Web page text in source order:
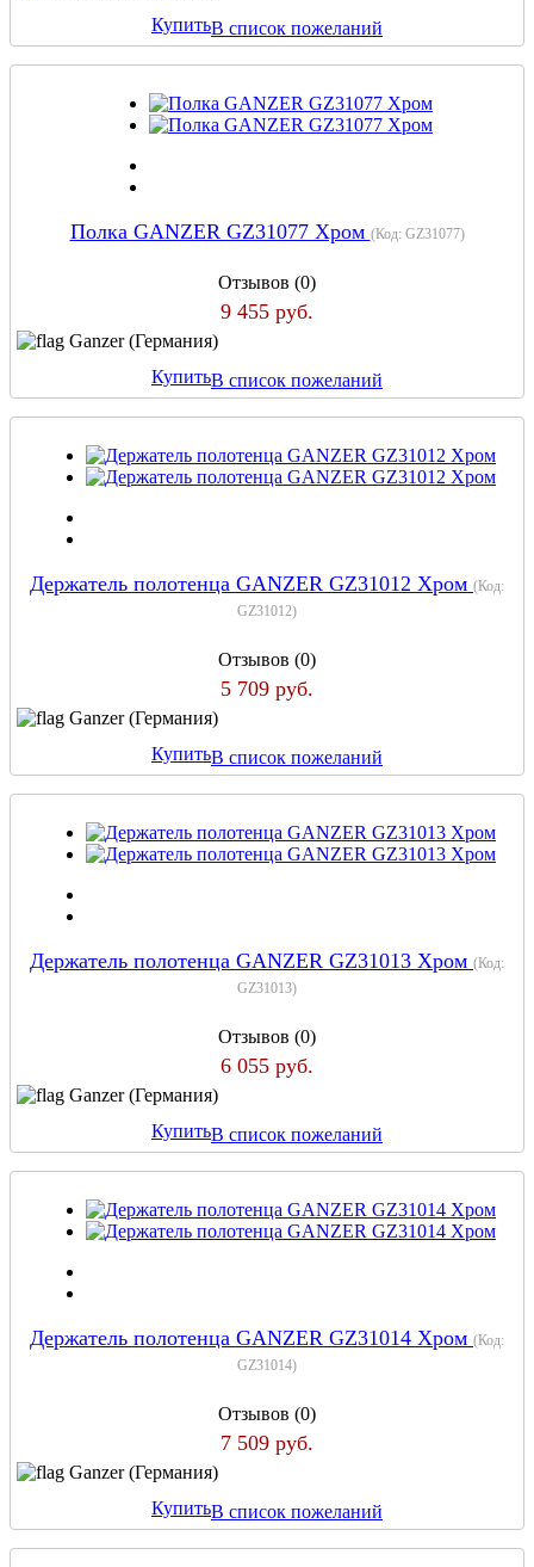
КупитьВ список пожеланий
Полка GANZER GZ31077 Хром (Код: GZ31077)
Отзывов (0)
9 455 руб.
Ganzer (Германия)
КупитьВ список пожеланий
Держатель полотенца GANZER GZ31012 Хром (Код:
GZ31012)
Отзывов (0)
5 709 руб.
Ganzer (Германия)
КупитьВ список пожеланий
Держатель полотенца GANZER GZ31013 Хром (Код:
GZ31013)
Отзывов (0)
6 055 руб.
Ganzer (Германия)
КупитьВ список пожеланий
Держатель полотенца GANZER GZ31014 Хром (Код:
GZ31014)
Отзывов (0)
7 509 руб.
Ganzer (Германия)
КупитьВ список пожеланий